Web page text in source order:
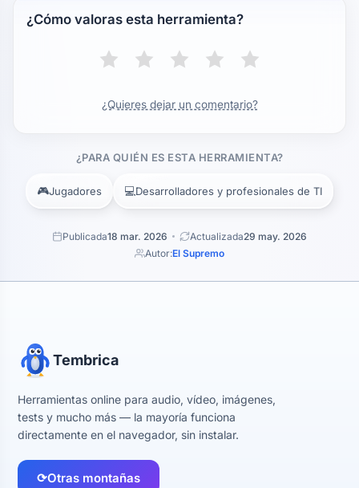
¿Cómo valoras esta herramienta?
¿Quieres dejar un comentario?
¿PARA QUIÉN ES ESTA HERRAMIENTA?
🎮Jugadores 💻Desarrolladores y profesionales de TI
Publicada18 mar. 2026 Actualizada29 may. 2026
Autor:El Supremo
Tembrica
Herramientas online para audio, vídeo, imágenes,
tests y mucho más — la mayoría funciona
directamente en el navegador, sin instalar.
⟳Otras montañas